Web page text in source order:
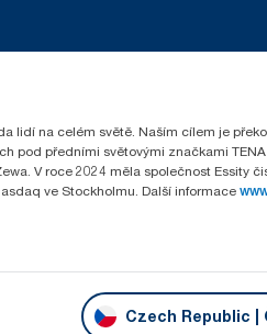
lidí na celém světě. Naším cílem je
pod předními světovými značkami
V roce 2024 měla společnost Essity
ve Stockholmu. Další informace
Czech Republic |